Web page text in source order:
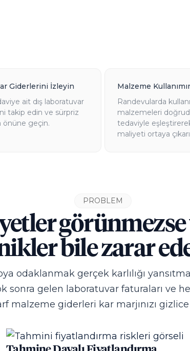
Giderlerini İzleyin
ait dış laboratuvar
takip edin ve sürpriz
önüne geçin.
Malzeme
Randevularda
malzemeleri
tedaviyle
maliyeti ortaya
PROBLEM
bile zarar
odaklanmak gerçek karlılığı
sonra gelen laboratuvar faturaları ve
malzeme giderleri kar marjınızı